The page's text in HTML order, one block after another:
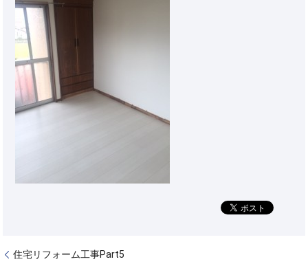
住宅リフォーム工事Part5